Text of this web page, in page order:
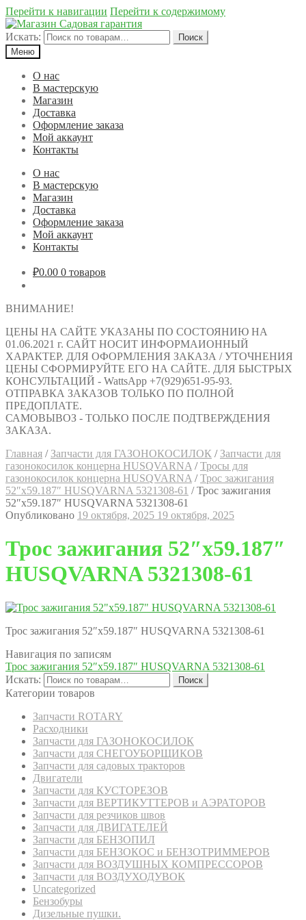
Перейти к навигации Перейти к содержимому
Искать:
Поиск
Меню
О нас
В мастерскую
Магазин
Доставка
Оформление заказа
Мой аккаунт
Контакты
О нас
В мастерскую
Магазин
Доставка
Оформление заказа
Мой аккаунт
Контакты
₽0.00 0 товаров
ВНИМАНИЕ!
ЦЕНЫ НА САЙТЕ УКАЗАНЫ ПО СОСТОЯНИЮ НА
01.06.2021 г. САЙТ НОСИТ ИНФОРМАИОННЫЙ
ХАРАКТЕР. ДЛЯ ОФОРМЛЕНИЯ ЗАКАЗА / УТОЧНЕНИЯ
ЦЕНЫ СФОРМИРУЙТЕ ЕГО НА САЙТЕ. ДЛЯ БЫСТРЫХ
КОНСУЛЬТАЦИЙ - WattsApp +7(929)651-95-93.
ОТПРАВКА ЗАКАЗОВ ТОЛЬКО ПО ПОЛНОЙ
ПРЕДОПЛАТЕ.
САМОВЫВОЗ - ТОЛЬКО ПОСЛЕ ПОДТВЕРЖДЕНИЯ
ЗАКАЗА.
Главная / Запчасти для ГАЗОНОКОСИЛОК / Запчасти для
газонокосилок концерна HUSQVARNA /Тросы для
газонокосилок концерна HUSQVARNA /Трос зажигания
52″х59.187″ HUSQVARNA 5321308-61 /Трос зажигания
52″х59.187″ HUSQVARNA 5321308-61
Опубликовано 19 октября, 2025 19 октября, 2025
Трос зажигания 52″х59.187″
HUSQVARNA 5321308-61
Трос зажигания 52″х59.187″ HUSQVARNA 5321308-61
Навигация по записям
Трос зажигания 52″х59.187″ HUSQVARNA 5321308-61
Искать:
Поиск
Категории товаров
Запчасти ROTARY
Расходники
Запчасти для ГАЗОНОКОСИЛОК
Запчасти для СНЕГОУБОРЩИКОВ
Запчасти для садовых тракторов
Двигатели
Запчасти для КУСТОРЕЗОВ
Запчасти для ВЕРТИКУТТЕРОВ и АЭРАТОРОВ
Запчасти для резчиков швов
Запчасти для ДВИГАТЕЛЕЙ
Запчасти для БЕНЗОПИЛ
Запчасти для БЕНЗОКОС и БЕНЗОТРИММЕРОВ
Запчасти для ВОЗДУШНЫХ КОМПРЕССОРОВ
Запчасти для ВОЗДУХОДУВОК
Uncategorized
Бензобуры
Дизельные пушки.